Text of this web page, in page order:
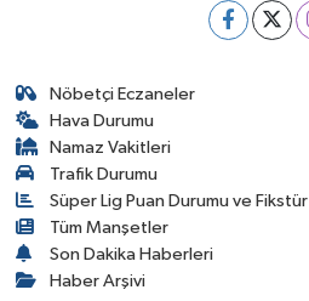
Nöbetçi Eczaneler
Hava Durumu
Namaz Vakitleri
Trafik Durumu
Süper Lig Puan Durumu ve Fikstür
Tüm Manşetler
Son Dakika Haberleri
Haber Arşivi